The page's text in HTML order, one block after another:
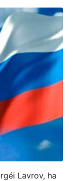
Lavrov, ha